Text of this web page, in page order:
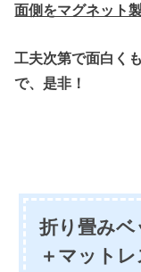
面側をマグネット
工夫次第で面白く
で、是非！
折り畳み
＋マットレ